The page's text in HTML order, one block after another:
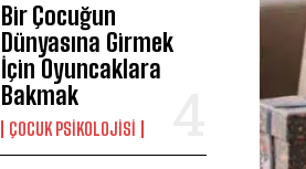
Bir Çocuğun
Dünyasına Girmek
İçin Oyuncaklara
Bakmak
ÇOCUK PSIKOLOJISI